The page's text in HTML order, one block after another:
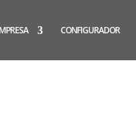
CONFIGURADOR